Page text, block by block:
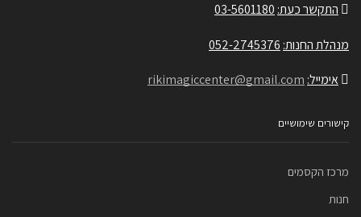
התקשר כעת: 03-5601180
מנהלת החנות: 052-2745376
אימייל: rikimagiccenter@gmail.com
קישורים שימושיים
מרכז הקסמים
חנות